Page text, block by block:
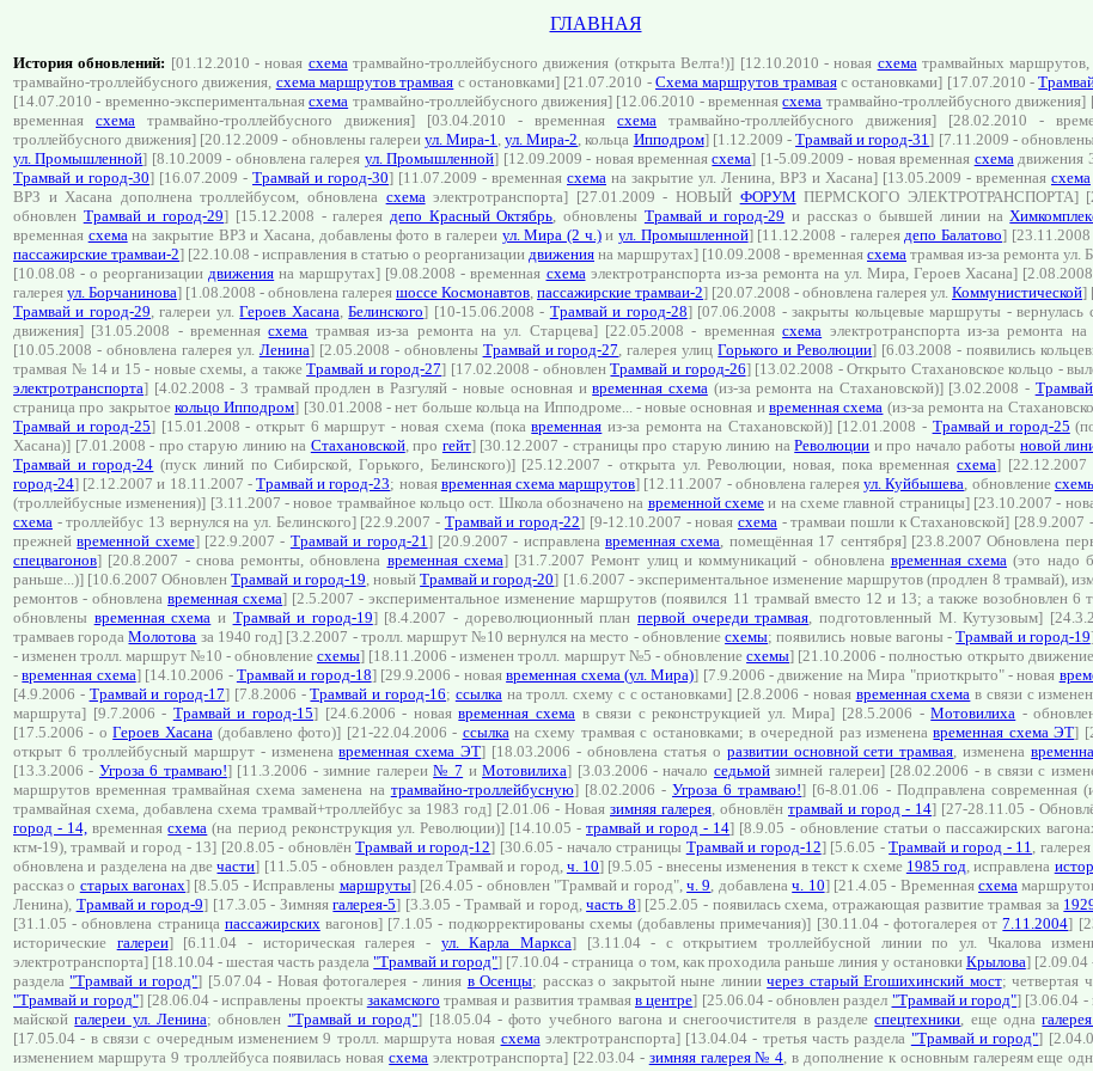
ГЛАВНАЯ
История обновлений: [01.12.2010 - новая схематрамвайно-троллейбусного движения (открыта Велта!)] [12.10.2010 - новая схематрамвайных
трамвайно-троллейбусного движения, cхема маршрутов трамвая с остановками] [21.07.2010 -Схема маршрутов трамваяс остановками] [17.07.2010 -
[14.07.2010 - временно-экспериментальнаясхема трамвайно-троллейбусного движения] [12.06.2010 - временнаясхема трамвайно-троллейбусного
временная схема трамвайно-троллейбусного движения] [03.04.2010 - временная схема трамвайно-троллейбусного движения] [28.02.2010 -
троллейбусного движения] [20.12.2009 - обновлены галереи ул. Мира-1,ул. Мира-2, кольца Ипподром] [1.12.2009 -Трамвай и город-31] [7.11.2009 -
ул. Промышленной] [8.10.2009 - обновлена галерея ул. Промышленной] [12.09.2009 - новая временнаясхема] [1-5.09.2009 - новая временная схемадвижения
Трамвай и город-30] [16.07.2009 - Трамвай и город-30] [11.07.2009 - временная схема на закрытие ул. Ленина, ВРЗ и Хасана] [13.05.2009 - временная схема
ВРЗ и Хасана дополнена троллейбусом, обновлена схемаэлектротранспорта] [27.01.2009 - НОВЫЙ ФОРУМ ПЕРМСКОГО ЭЛЕКТРОТРАНСПОРТА]
обновлен Трамвай и город-29] [15.12.2008 - галереядепо Красный Октябрь, обновлены Трамвай и город-29 и рассказ о бывшей линии на
временная схемана закрытие ВРЗ и Хасана, добавлены фото в галереи ул. Мира (2 ч.)и ул. Промышленной] [11.12.2008 - галереядепо Балатово]
пассажирские трамваи-2] [22.10.08 - исправления в статью о реорганизации движения на маршрутах] [10.09.2008 - временная схема трамвая из-за ремонта ул.
[10.08.08 - о реорганизациидвижения на маршрутах] [9.08.2008 - временная схемаэлектротранспорта из-за ремонта на ул. Мира, Героев Хасана]
галерея ул. Борчанинова] [1.08.2008 - обновлена галерея шоссе Космонавтов, пассажирские трамваи-2] [20.07.2008 - обновлена галерея ул. Коммунистической]
Трамвай и город-29, галереи ул.Героев Хасана,Белинского] [10-15.06.2008 - Трамвай и город-28] [07.06.2008 - закрыты кольцевые маршруты - вернулась
движения] [31.05.2008 - временнаясхема трамвая из-за ремонта на ул. Старцева] [22.05.2008 - временнаясхема электротранспорта из-за ремонта
[10.05.2008 - обновлена галерея ул. Ленина] [2.05.2008 - обновлены Трамвай и город-27, галерея улицГорького и Революции] [6.03.2008 - появились
трамвая № 14 и 15 - новые схемы, а такжеТрамвай и город-27] [17.02.2008 - обновленТрамвай и город-26] [13.02.2008 - Открыто Стахановское кольцо -
электротранспорта] [4.02.2008 - 3 трамвай продлен в Разгуляй - новые основная ивременная схема(из-за ремонта на Стахановской)] [3.02.2008 -
страница про закрытое кольцо Ипподром] [30.01.2008 - нет больше кольца на Ипподроме... - новые основная ивременная схема (из-за ремонта на
Трамвай и город-25] [15.01.2008 - открыт 6 маршрут - новая схема (покавременная из-за ремонта на Стахановской)] [12.01.2008 - Трамвай и город-25
Хасана)] [7.01.2008 - про старую линию на Стахановской, про гейт] [30.12.2007 - страницы про старую линию наРеволюции и про начало работы новой
Трамвай и город-24 (пуск линий по Сибирской, Горького, Белинского)] [25.12.2007 - открыта ул. Революции, новая, пока временнаясхема]
город-24] [2.12.2007 и 18.11.2007 - Трамвай и город-23; новая временная схема маршрутов] [12.11.2007 - обновлена галереяул. Куйбышева, обновление
(троллейбусные изменения)] [3.11.2007 - новое трамвайное кольцо ост. Школа обозначено на временной схеме и на схеме главной страницы] [23.10.2007 -
схема - троллейбус 13 вернулся на ул. Белинского] [22.9.2007 - Трамвай и город-22] [9-12.10.2007 - новая схема- трамваи пошли к Стахановской] [28.9.2007 -
прежнейвременной схеме] [22.9.2007 - Трамвай и город-21] [20.9.2007 - исправленавременная схема, помещённая 17 сентября] [23.8.2007 Обновлена
спецвагонов] [20.8.2007 - снова ремонты, обновлена временная схема] [31.7.2007 Ремонт улиц и коммуникаций - обновлена временная схема (это надо
раньше...)] [10.6.2007 ОбновленТрамвай и город-19, новыйТрамвай и город-20] [1.6.2007 - экспериментальное изменение маршрутов (продлен 8 трамвай),
ремонтов - обновленавременная схема] [2.5.2007 - экспериментальное изменение маршрутов (появился 11 трамвай вместо 12 и 13; а также возобновлен 6
обновлены временная схема и Трамвай и город-19] [8.4.2007 - дореволюционный план первой очереди трамвая, подготовленный М. Кутузовым]
трамваев городаМолотова за 1940 год] [3.2.2007 - тролл. маршрут №10 вернулся на место - обновлениесхемы; появились новые вагоны -Трамвай и город-19
- изменен тролл. маршрут №10 - обновление схемы] [18.11.2006 - изменен тролл. маршрут №5 - обновлениесхемы] [21.10.2006 - полностью открыто
-временная схема] [14.10.2006 - Трамвай и город-18] [29.9.2006 - новаявременная схема (ул. Мира)] [7.9.2006 - движение на Мира "приоткрыто" - новая
[4.9.2006 - Трамвай и город-17] [7.8.2006 -Трамвай и город-16; ссылкана тролл. схему с с остановками] [2.8.2006 - новая временная схема в связи с
маршрута] [9.7.2006 - Трамвай и город-15] [24.6.2006 - новаявременная схемав связи с реконструкцией ул. Мира] [28.5.2006 -Мотовилиха -
[17.5.2006 - оГероев Хасана(добавлено фото)] [21-22.04.2006 - ссылкана схему трамвая с остановками; в очередной раз измененавременная схема ЭТ]
открыт 6 троллейбусный маршрут - измененавременная схема ЭТ] [18.03.2006 - обновлена статья о развитии основной сети трамвая, изменена
[13.3.2006 - Угроза 6 трамваю!] [11.3.2006 - зимние галереи№ 7 иМотовилиха] [3.03.2006 - начало седьмойзимней галереи] [28.02.2006 - в связи с
маршрутов временная трамвайная схема заменена на трамвайно-троллейбусную] [8.02.2006 -Угроза 6 трамваю!] [6-8.01.06 - Подправлена современная
трамвайная схема, добавлена схема трамвай+троллейбус за 1983 год] [2.01.06 - Новая зимняя галерея, обновлён трамвай и город - 14] [27-28.11.05 -
город - 14, временнаясхема (на период реконструкция ул. Революции)] [14.10.05 -трамвай и город - 14] [8.9.05 - обновление cтатьи о пассажирских
ктм-19), трамвай и город - 13] [20.8.05 - обновлёнТрамвай и город-12] [30.6.05 - начало страницы Трамвай и город-12] [5.6.05 -Трамвай и город - 11,
обновлена и разделена на двечасти] [11.5.05 - обновлен раздел Трамвай и город, ч. 10] [9.5.05 - внесены изменения в текст к схеме 1985 год, исправлена
рассказ о старых вагонах] [8.5.05 - Исправлены маршруты] [26.4.05 - обновлен "Трамвай и город",ч. 9, добавленач. 10] [21.4.05 - Временнаясхема
Ленина), Трамвай и город-9] [17.3.05 - Зимняягалерея-5] [3.3.05 - Трамвай и город,часть 8] [25.2.05 - появилась схема, отражающая развитие трамвая за
[31.1.05 - обновлена страница пассажирскихвагонов] [7.1.05 - подкорректированы схемы (добавлены примечания)] [30.11.04 - фотогалерея от7.11.2004]
исторические галереи] [6.11.04 - историческая галерея - ул. Карла Маркса] [3.11.04 - с открытием троллейбусной линии по ул. Чкалова
электротранспорта] [18.10.04 - шестая часть раздела"Трамвай и город"] [7.10.04 - страница о том, как проходила раньше линия у остановки Крылова] [2.09.04
раздела"Трамвай и город"] [5.07.04 - Новая фотогалерея - линия в Осенцы; рассказ о закрытой ныне линиичерез старый Егошихинский мост; четвертая
"Трамвай и город"] [28.06.04 - исправлены проекты закамского трамвая и развития трамвая в центре] [25.06.04 - обновлен раздел "Трамвай и город"] [3.06.04 -
майскойгалереи ул. Ленина; обновлен "Трамвай и город"] [18.05.04 - фото учебного вагона и снегоочистителя в разделеспецтехники, еще одна
[17.05.04 - в связи с очередным изменением 9 тролл. маршрута новая схемаэлектротранспорта] [13.04.04 - третья часть раздела "Трамвай и город"]
изменением маршрута 9 троллейбуса появилась новаясхема электротранспорта] [22.03.04 - зимняя галерея № 4, в дополнение к основным галереям еще